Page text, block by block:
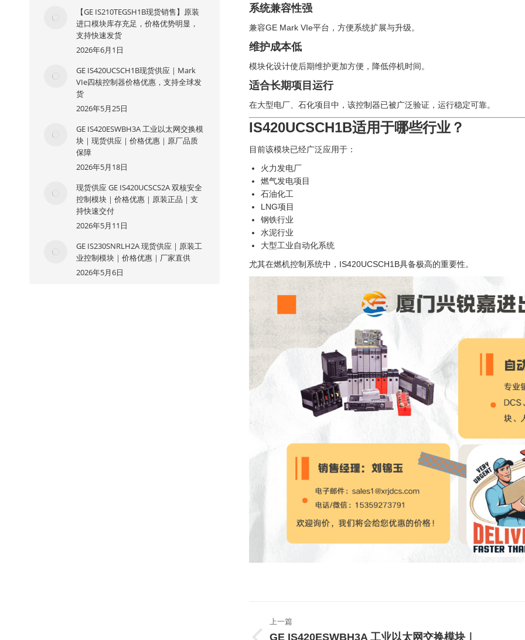
系统兼容性强
兼容GE Mark VIe平台，方便系统扩展与升级。
维护成本低
模块化设计使后期维护更加方便，降低停机时间。
适合长期项目运行
在大型电厂、石化项目中，该控制器已被广泛验证，运行稳定可靠。
IS420UCSCH1B适用于哪些行业？
目前该模块已经广泛应用于：
火力发电厂
燃气发电项目
石油化工
LNG项目
钢铁行业
水泥行业
大型工业自动化系统
尤其在燃机控制系统中，IS420UCSCH1B具备极高的重要性。
章
上一篇
GE IS420ESWBH3A 工业以太网交换模块｜
【GE IS210TEGSH1B现货销售】原装
进口模块库存充足，价格优势明显，
支持快速发货
2026年6月1日
GE IS420UCSCH1B现货供应｜Mark
VIe四核控制器价格优惠，支持全球发
货
2026年5月25日
GE IS420ESWBH3A 工业以太网交换模
块｜现货供应｜价格优惠｜原厂品质
保障
2026年5月18日
现货供应 GE IS420UCSCS2A 双核安全
控制模块｜价格优惠｜原装正品｜支
持快速交付
2026年5月11日
GE IS230SNRLH2A 现货供应｜原装工
业控制模块｜价格优惠｜厂家直供
2026年5月6日